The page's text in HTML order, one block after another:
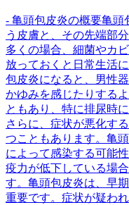
- 亀頭包皮炎の概要亀頭
う皮膚と、その先端部
多くの場合、細菌やカ
放っておくと日常生活
包皮炎になると、男性
かゆみを感じたりする
ともあり、特に排尿時
さらに、症状が悪化す
つこともあります。亀
によって感染する可能
疫力が低下している場
す。亀頭包皮炎は、早
重要です。症状が疑わ